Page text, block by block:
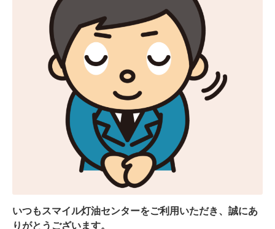
いつもスマイル灯油センターをご利用いただき、誠にあ
りがとうございます。